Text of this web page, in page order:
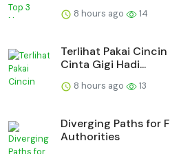
8 hours ago 14
Terlihat Pakai
Cinta Gigi Hadi...
8 hours ago 13
Diverging Paths for
Authorities